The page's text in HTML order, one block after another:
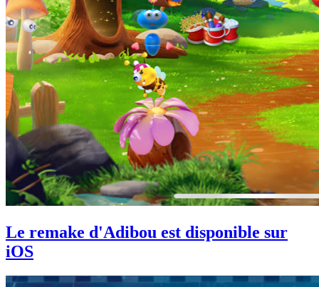
Le remake d'Adibou est disponible sur
iOS